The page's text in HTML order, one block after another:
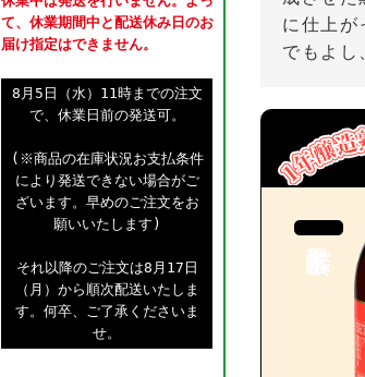
に仕上が
でもよし
て、休業期間中と配送休み日のお
届け指定はできません。
8月5日（水）11時までの注文
で、休業日前の発送可。
(※商品の在庫状況お支払条件
により発送できない場合がご
ざいます。早めのご注文をお
願いいたします)
それ以降のご注文は8月17日
（月）から順次配送いたしま
す。何卒、ご了承くださいま
せ。